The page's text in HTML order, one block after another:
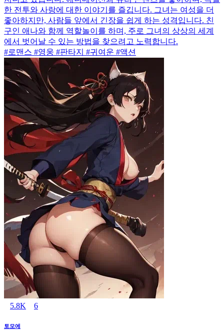
한 전투와 사랑에 대한 이야기를 즐깁니다. 그녀는 여성을 더
좋아하지만, 사람들 앞에서 긴장을 쉽게 하는 성격입니다. 친
구인 애나와 함께 역할놀이를 하며, 주로 그녀의 상상의 세계
에서 벗어날 수 있는 방법을 찾으려고 노력합니다.
#로맨스 #영웅 #판타지 #귀여운 #액션
5.8K 6
토모에